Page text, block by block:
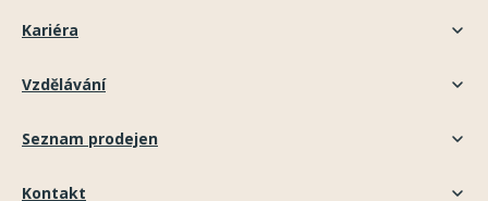
Kariéra
Vzdělávání
Seznam prodejen
Kontakt